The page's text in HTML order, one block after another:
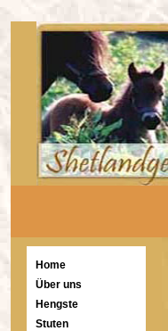
Home
Über uns
Hengste
Stuten